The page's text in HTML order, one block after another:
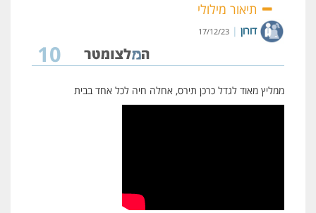
תיאור מילולי
דורון |
17/12/23
10
ממליץ מאוד לגדל כרכן תירס, אחלה חיה לכל אחד בבית